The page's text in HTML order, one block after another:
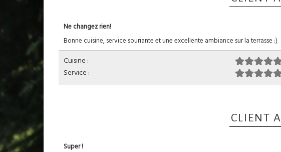
Ne changez rien!
Bonne cuisine, service souriante et une excellente ambiance sur la terrasse :)
Cuisine :
Service :
CLIENT A
Super !